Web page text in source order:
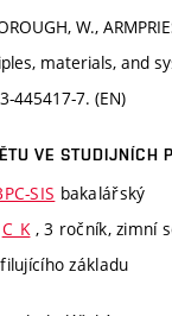
W.,
materials, and
445417-7. (EN)
VE STUDIJNÍCH
SIS bakalářský
C_K, 3 ročník, zimní
základu